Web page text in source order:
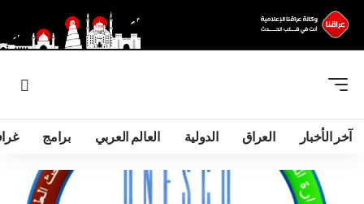
آخر الأخبار العراق الدولية العالم العربي برامج